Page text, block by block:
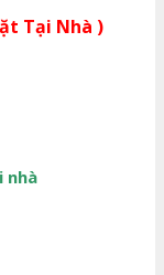
Tại Nhà )
nhà